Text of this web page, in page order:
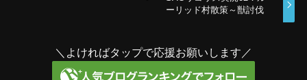
ーリッド村散策～獣討伐
＼よければタップで応援お願いします／